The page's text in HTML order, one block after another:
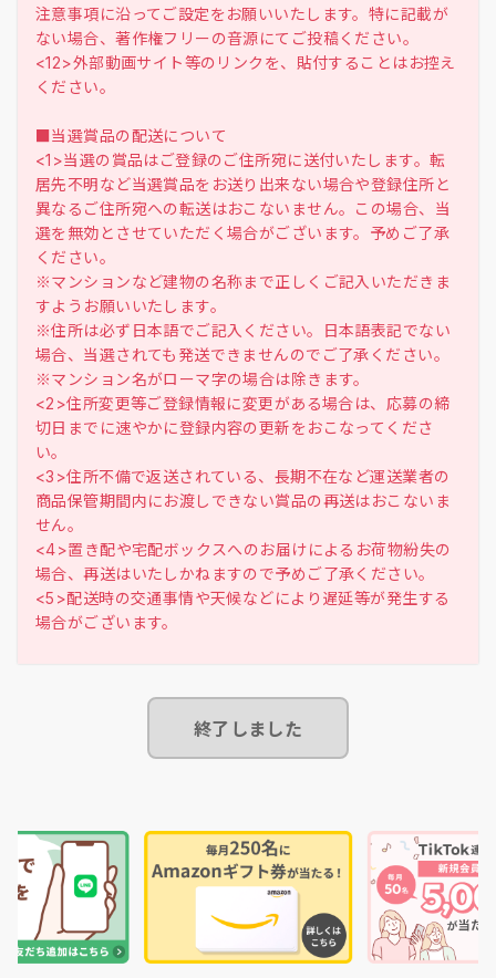
注意事項に沿ってご設定をお願いいたします。特に記載が
ない場合、著作権フリーの音源にてご投稿ください。
<12>外部動画サイト等のリンクを、貼付することはお控え
ください。
■当選賞品の配送について
<1>当選の賞品はご登録のご住所宛に送付いたします。転
居先不明など当選賞品をお送り出来ない場合や登録住所と
異なるご住所宛への転送はおこないません。この場合、当
選を無効とさせていただく場合がございます。予めご了承
ください。
※マンションなど建物の名称まで正しくご記入いただきま
すようお願いいたします。
※住所は必ず日本語でご記入ください。日本語表記でない
場合、当選されても発送できませんのでご了承ください。
※マンション名がローマ字の場合は除きます。
<2>住所変更等ご登録情報に変更がある場合は、応募の締
切日までに速やかに登録内容の更新をおこなってくださ
い。
<3>住所不備で返送されている、長期不在など運送業者の
商品保管期間内にお渡しできない賞品の再送はおこないま
せん。
<4>置き配や宅配ボックスへのお届けによるお荷物紛失の
場合、再送はいたしかねますので予めご了承ください。
<5>配送時の交通事情や天候などにより遅延等が発生する
終了しました